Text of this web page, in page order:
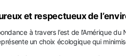
et respectueux de
à travers l’est de l’Amérique
un choix écologique qui